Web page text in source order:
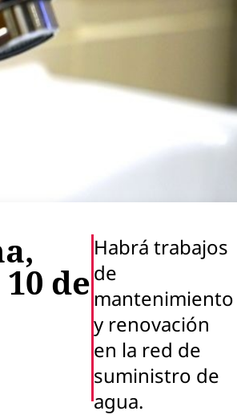
de
Habrá trabajos
de
mantenimiento
y renovación
en la red de
suministro de
agua.